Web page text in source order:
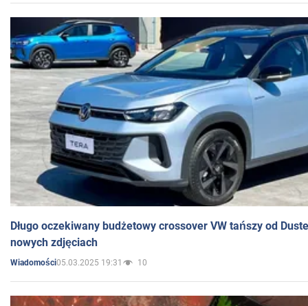
Długo oczekiwany budżetowy crossover VW tańszy od
nowych zdjęciach
Wiadomości05.03.2025 19:31 10